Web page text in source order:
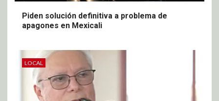
Piden solución definitiva a problema de
apagones en Mexicali
LOCAL